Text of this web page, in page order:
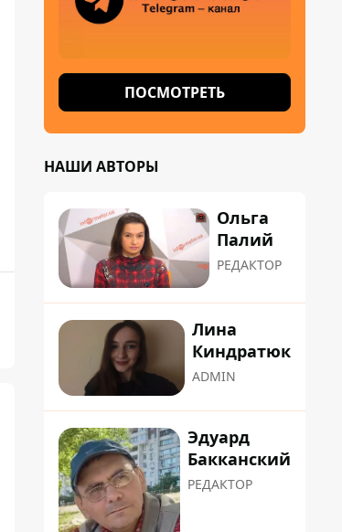
ПОСМОТРЕТЬ
НАШИ АВТОРЫ
Ольга
Палий
РЕДАКТОР
Лина
Киндратюк
ADMIN
Эдуард
Бакканский
РЕДАКТОР